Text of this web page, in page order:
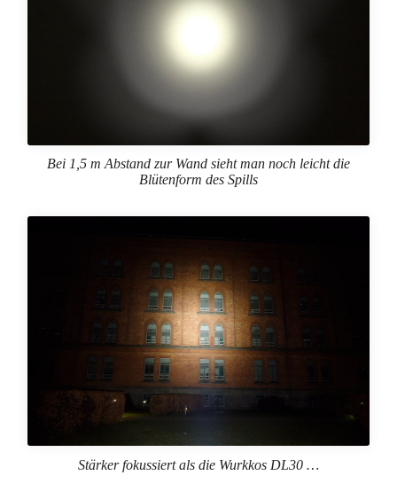
Bei 1,5 m Abstand zur Wand sieht man noch leicht die
Blütenform des Spills
Stärker fokussiert als die Wurkkos DL30 …